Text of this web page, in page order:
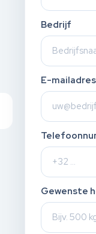
Bedrijf
E-mailadres
Gewenste